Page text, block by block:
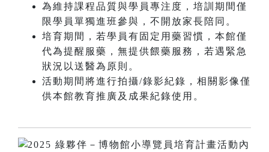
為維持課程品質與學員專注度，培訓期間僅
限學員單獨進班參與，不開放家長陪同。
培育期間，若學員有固定用藥習慣，本館僅
代為提醒服藥，無提供餵藥服務，若遇緊急
狀況以送醫為原則。
活動期間將進行拍攝/錄影紀錄，相關影像僅
供本館教育推廣及成果紀錄使用。